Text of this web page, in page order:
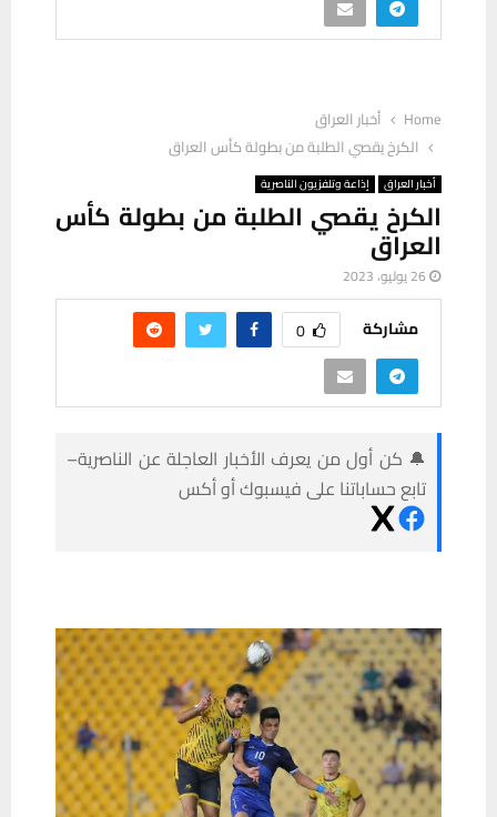
Home
أخبار العراق
الكرخ يقصي الطلبة من بطولة كأس العراق
أخبار العراق إذاعة وتلفزيون الناصرية
الكرخ يقصي الطلبة من بطولة كأس
العراق
26 يوليو، 2023
مشاركة 0
🔔 كن أول من يعرف الأخبار العاجلة عن الناصرية–
تابع حساباتنا على فيسبوك أو أكس